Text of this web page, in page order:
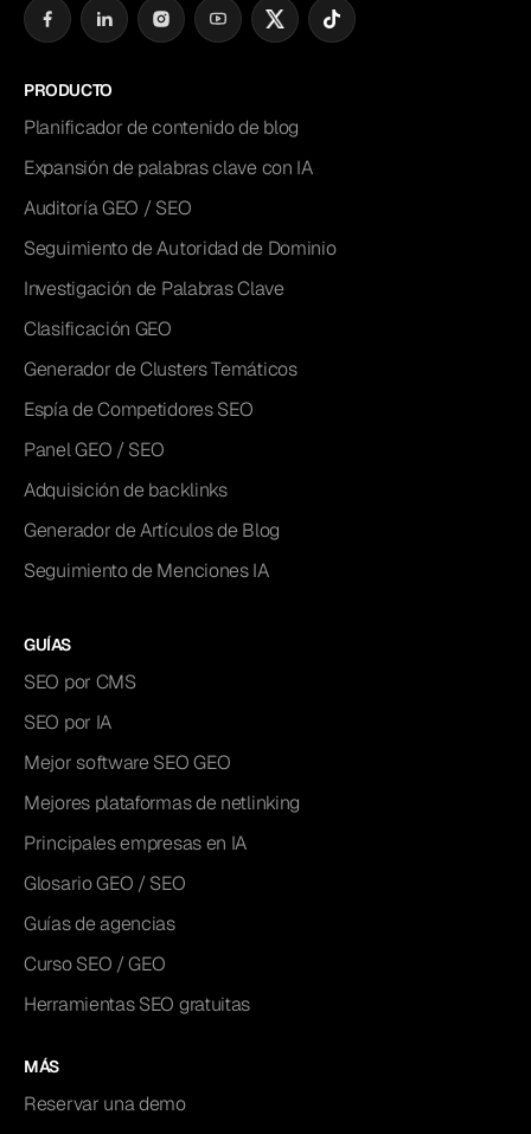
PRODUCTO
Planificador de contenido de blog
Expansión de palabras clave con IA
Auditoría GEO / SEO
Seguimiento de Autoridad de Dominio
Investigación de Palabras Clave
Clasificación GEO
Generador de Clusters Temáticos
Espía de Competidores SEO
Panel GEO / SEO
Adquisición de backlinks
Generador de Artículos de Blog
Seguimiento de Menciones IA
GUÍAS
SEO por CMS
SEO por IA
Mejor software SEO GEO
Mejores plataformas de netlinking
Principales empresas en IA
Glosario GEO / SEO
Guías de agencias
Curso SEO / GEO
Herramientas SEO gratuitas
MÁS
Reservar una demo